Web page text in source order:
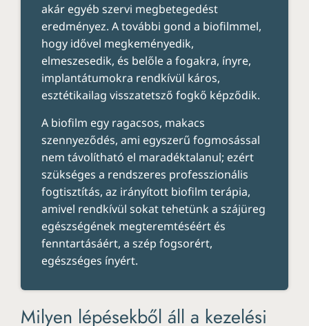
akár egyéb szervi megbetegedést
eredményez. A további gond a biofilmmel,
hogy idővel megkeményedik,
elmeszesedik, és belőle a fogakra, ínyre,
implantátumokra rendkívül káros,
esztétikailag visszatetsző fogkő képződik.
A biofilm egy ragacsos, makacs
szennyeződés, ami egyszerű fogmosással
nem távolítható el maradéktalanul; ezért
szükséges a rendszeres professzionális
fogtisztítás, az irányított biofilm terápia,
amivel rendkívül sokat tehetünk a szájüreg
egészségének megteremtéséért és
fenntartásáért, a szép fogsorért,
egészséges ínyért.
Milyen lépésekből áll a kezelési